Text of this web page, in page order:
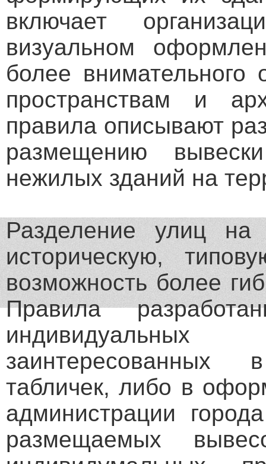
включает
визуальном
более
пространствам и
правила описывают
размещению
нежилых зданий на
Разделение улиц
историческую,
возможность более
Правила
табличек, либо в
администрации
размещаемых